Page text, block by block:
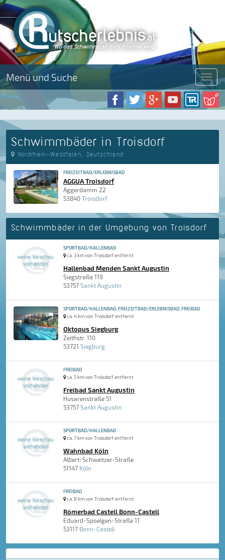
Menü und Suche Menü
Schwimmbäder in Troisdorf
Nordrhein-Westfalen, Deutschland
FREIZEITBAD/ERLEBNISBAD
AGGUA Troisdorf
Aggerdamm 22
53840 Troisdorf
Schwimmbäder in der Umgebung von Troisdorf
SPORTBAD/HALLENBAD
ca. 3 km von Troisdorf entfernt
Hallenbad Menden Sankt Augustin
Siegstraße 119
53757 Sankt Augustin
SPORTBAD/HALLENBAD, FREIZEITBAD/ERLEBNISBAD, FREIBAD
ca. 4 km von Troisdorf entfernt
Oktopus Siegburg
Zeithstr. 110
53721 Siegburg
FREIBAD
ca. 5 km von Troisdorf entfernt
Freibad Sankt Augustin
Husarenstraße 51
53757 Sankt Augustin
SPORTBAD/HALLENBAD
ca. 7 km von Troisdorf entfernt
Wahnbad Köln
Albert-Schweitzer-Straße
51147 Köln
FREIBAD
ca. 8 km von Troisdorf entfernt
Römerbad Castell Bonn-Castell
Eduard-Spoelgen-Straße 11
53117 Bonn-Castell